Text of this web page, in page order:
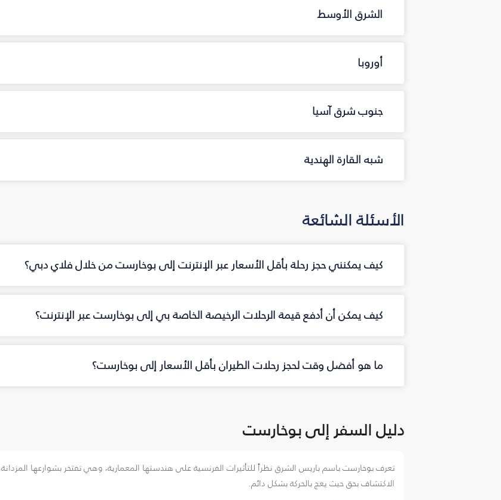
الشرق الأوسط
أوروبا
جنوب شرق آسيا
شبه القارة الهندية
الأسئلة الشائعة
كيف يمكنني حجز رحلة بأقل الأسعار عبر الإنترنت إلى بوخارست من خلال فلاي دبي؟
كيف يمكن أن أدفع قيمة الرحلات الرخيصة الخاصة بي إلى بوخارست عبر الإنترنت؟
ما هو أفضل وقت لحجز رحلات الطيران بأقل الأسعار إلى بوخارست؟
دليل السفر إلى بوخارست
تعرف بوخارست باسم باريس الشرق نظراً للتأثيرات الفرنسية على هندستها المعمارية، وهي تفتخر بشوارعها المزدانة
الاكتشاف بحق حيث يعج بالحركة بشكل دائم.